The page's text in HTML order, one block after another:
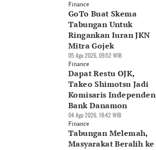
Finance
GoTo Buat Skema
Tabungan Untuk
Ringankan Iuran JKN
Mitra Gojek
05 Agu 2026, 09:52 WIB
Finance
Dapat Restu OJK,
Takeo Shimotsu Jadi
Komisaris Independen
Bank Danamon
04 Agu 2026, 18:42 WIB
Finance
Tabungan Melemah,
Masyarakat Beralih ke